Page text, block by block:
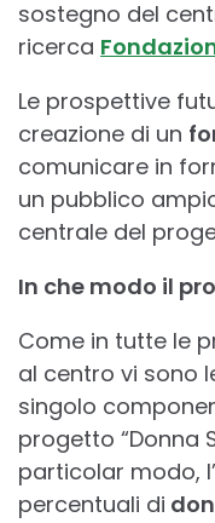
sostegno del
ricerca
Le prospettive
creazione di un
comunicare in
un pubblico
centrale del
In che modo il
Come in tutte le
al centro vi sono
singolo
progetto “Donna
particolar modo,
percentuali di